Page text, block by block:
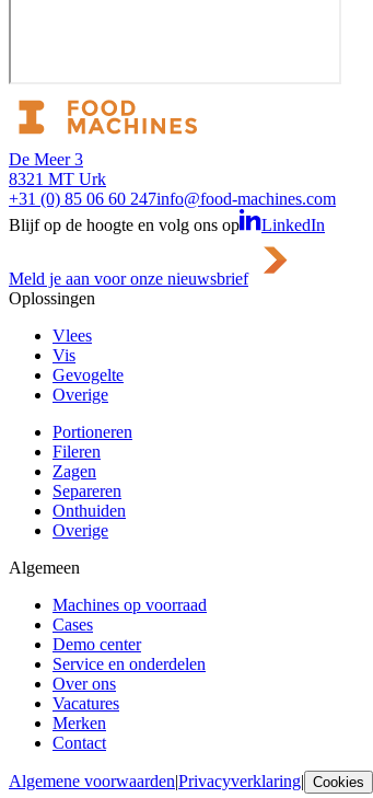
De Meer 3
8321 MT Urk
+31 (0) 85 06 60 247info@food-machines.com
Blijf op de hoogte en volg ons op
LinkedIn
Meld je aan voor onze nieuwsbrief
Oplossingen
Vlees
Vis
Gevogelte
Overige
Portioneren
Fileren
Zagen
Separeren
Onthuiden
Overige
Algemeen
Machines op voorraad
Cases
Demo center
Service en onderdelen
Over ons
Vacatures
Merken
Contact
Algemene voorwaarden|Privacyverklaring| Cookies